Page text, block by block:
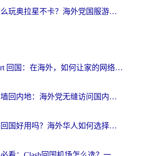
日本怎么玩奥拉星不卡？海外党国服游戏加速器选择全攻略
Openwrt 回国：在海外，如何让家的网络触手可及
香港翻墙回内地：海外党无缝访问国内资源的加速器选择全攻略
迅游和回国好用吗？海外华人如何选择靠谱的回国加速器